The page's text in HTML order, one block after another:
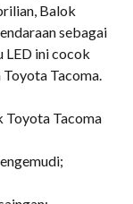
Balok
sebagai
LED ini cocok
Tacoma.
Toyota Tacoma